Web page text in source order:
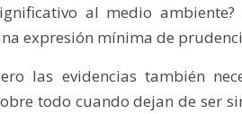
al medio
expresión mínima de
las evidencias también
todo cuando dejan de ser